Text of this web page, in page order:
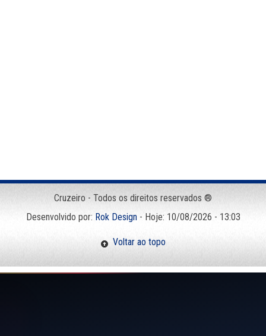
Cruzeiro - Todos os direitos reservados ®
Desenvolvido por: Rok Design- Hoje: 10/08/2026 - 13:03
Voltar ao topo